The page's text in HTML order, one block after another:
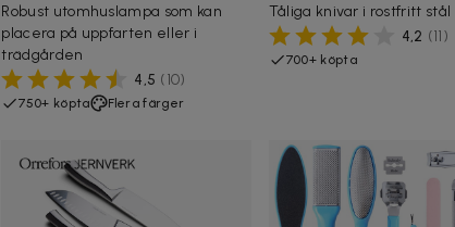
Robust utomhuslampa som kan
placera på uppfarten eller i
trädgården
4,5 (10)
750+ köpta Flera färger
Tåliga knivar i rostfritt stål
4,2 (11)
700+ köpta